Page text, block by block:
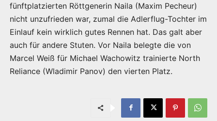
fünftplatzierten Röttgenerin Naila (Maxim Pecheur)
nicht unzufrieden war, zumal die Adlerflug-Tochter im
Einlauf kein wirklich gutes Rennen hat. Das galt aber
auch für andere Stuten. Vor Naila belegte die von
Marcel Weiß für Michael Wachowitz trainierte North
Reliance (Wladimir Panov) den vierten Platz.